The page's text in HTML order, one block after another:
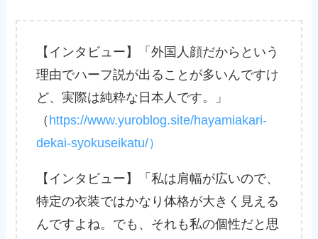
【インタビュー】「外国人顔だからという
理由でハーフ説が出ることが多いんですけ
ど、実際は純粋な日本人です。」
（ https://www.yuroblog.site/hayamiakari-
dekai-syokuseikatu/）
【インタビュー】「私は肩幅が広いので、
特定の衣装ではかなり体格が大きく見える
んですよね。でも、それも私の個性だと思